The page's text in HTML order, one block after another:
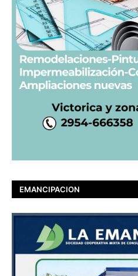
EMANCIPACION